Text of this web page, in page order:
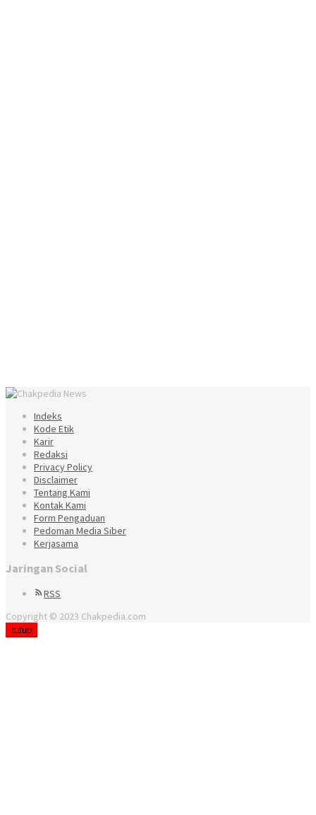
Indeks
Kode Etik
Karir
Redaksi
Privacy Policy
Disclaimer
Tentang Kami
Kontak Kami
Form Pengaduan
Pedoman Media Siber
Kerjasama
Jaringan Social
RSS
Copyright © 2023 Chakpedia.com
tutup